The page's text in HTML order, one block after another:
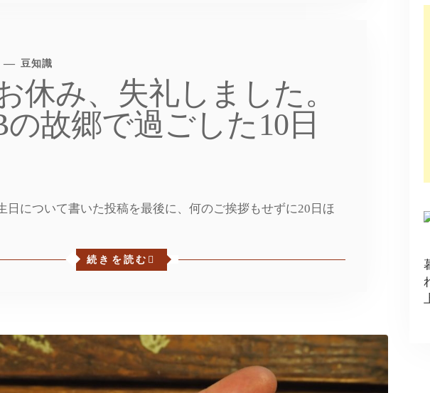
豆知識
休み、失礼しました。
の故郷で過ごした10日
日について書いた投稿を最後に、何のご挨拶もせずに20日ほ
続きを読む